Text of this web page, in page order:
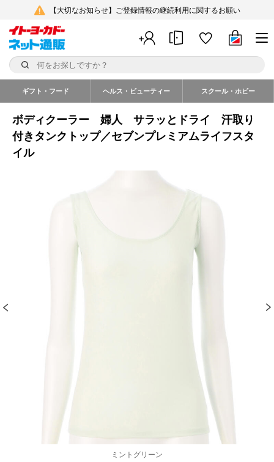
【大切なお知らせ】ご登録情報の継続利用に関するお願い
ギフト・フード ヘルス・ビューティー スクール・ホビー
ボディクーラー 婦人 サラッとドライ 汗取り
付きタンクトップ／セブンプレミアムライフスタ
イル
ミントグリーン